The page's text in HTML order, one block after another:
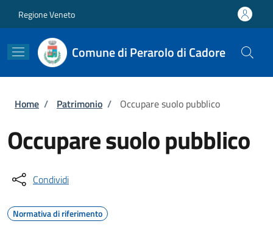
Regione Veneto
Comune di Perarolo di Cadore
Briciole di pane
Home / Patrimonio / Occupare suolo pubblico
Occupare suolo pubblico
Condividi
Normativa di riferimento